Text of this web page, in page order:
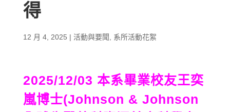
得
12 月 4, 2025 | 活動與要聞 系所活動花絮
2025/12/03 本系畢業校友王奕
嵐博士(Johnson & Johnson